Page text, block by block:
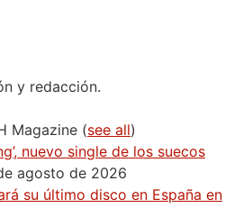
y redacción.
Magazine (see all)
nuevo single de los suecos
agosto de 2026
su último disco en España en